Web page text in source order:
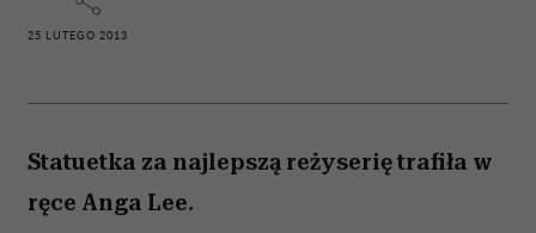
25 LUTEGO 2013
Statuetka za najlepszą reżyserię trafiła w
ręce Anga Lee.